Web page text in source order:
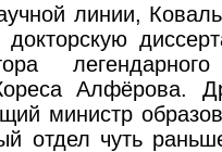
линии,
легендарного
Алфёрова.
министр
отдел чуть